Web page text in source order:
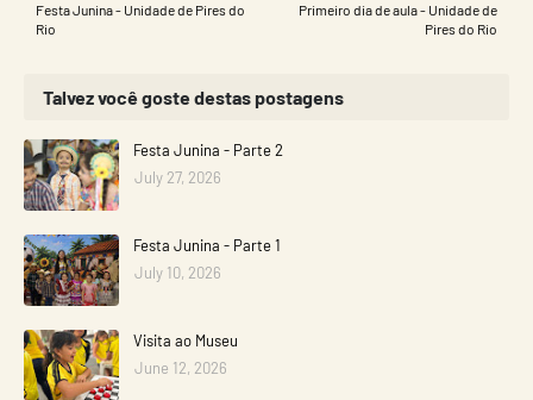
Primeiro dia de aula - Unidade de
Pires do Rio
Festa Junina - Unidade de Pires do
Rio
Talvez você goste destas postagens
Festa Junina - Parte 2
July 27, 2026
Festa Junina - Parte 1
July 10, 2026
Visita ao Museu
June 12, 2026